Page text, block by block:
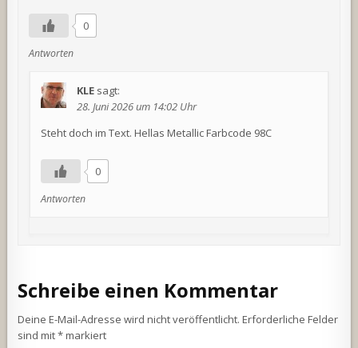
0
Antworten
KLE sagt:
28. Juni 2026 um 14:02 Uhr
Steht doch im Text. Hellas Metallic Farbcode 98C
0
Antworten
Schreibe einen Kommentar
Deine E-Mail-Adresse wird nicht veröffentlicht. Erforderliche Felder
sind mit*markiert